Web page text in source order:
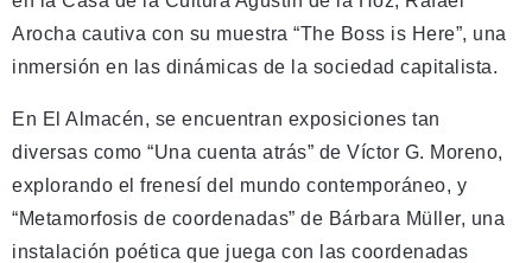
Arocha cautiva con su muestra “The Boss is Here”, una
inmersión en las dinámicas de la sociedad capitalista.
En El Almacén, se encuentran exposiciones tan
diversas como “Una cuenta atrás” de Víctor G. Moreno,
explorando el frenesí del mundo contemporáneo, y
“Metamorfosis de coordenadas” de Bárbara Müller, una
instalación poética que juega con las coordenadas